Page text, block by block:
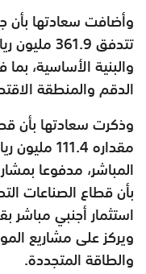
وأضافت سعادتها بأن
تتدفق
والبنية الأساسية،
الدقم والمنطقة
وذكرت سعادتها بأن
مقداره
المباشر، مدفوعا
بأن قطاع الصناعات
ويركز على مشاريع
والطاقة المتجددة.